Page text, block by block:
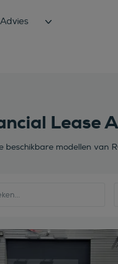
Advies
Lease
beschikbare modellen van
auto